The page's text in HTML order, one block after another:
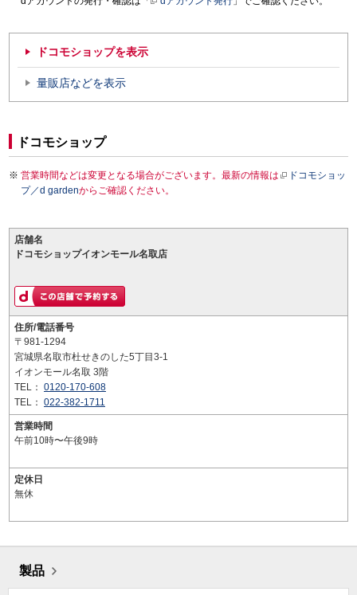
ドコモショップを表示
量販店などを表示
ドコモショップ
営業時間などは変更となる場合がございます。最新の情報は
ドコモショッ
プ／d gardenからご確認ください。
店舗名
ドコモショップイオンモール名取店
住所/電話番号
〒981-1294
宮城県名取市杜せきのした5丁目3-1
イオンモール名取 3階
TEL： 0120-170-608
TEL： 022-382-1711
営業時間
午前10時〜午後9時
定休日
無休
製品